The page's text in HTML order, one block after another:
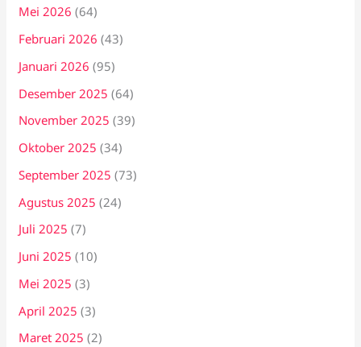
Mei 2026 (64)
Februari 2026 (43)
Januari 2026 (95)
Desember 2025 (64)
November 2025 (39)
Oktober 2025 (34)
September 2025 (73)
Agustus 2025 (24)
Juli 2025 (7)
Juni 2025 (10)
Mei 2025 (3)
April 2025 (3)
Maret 2025 (2)